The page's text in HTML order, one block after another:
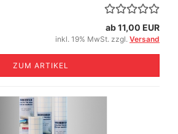
ab 11,00 EUR
inkl. 19% MwSt. zzgl. Versand
ZUM ARTIKEL